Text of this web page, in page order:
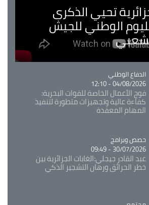
تحيي الذكرى
الوطني للجيش
Catégorie
الدفاع الوطني
04/08/2026 - 12:10
فوج الأعمال الخاصة للقوات البحرية:
كفاءة عالية وتجهيزات متطورة لتنفيذ
المهام المعقدة
Catégorie
حصص وبرامج
30/07/2026 - 09:49
عبد القادر جيجلي:الغابات الجزائرية بين
خطر الحرائق ورهان التشجير الذكي